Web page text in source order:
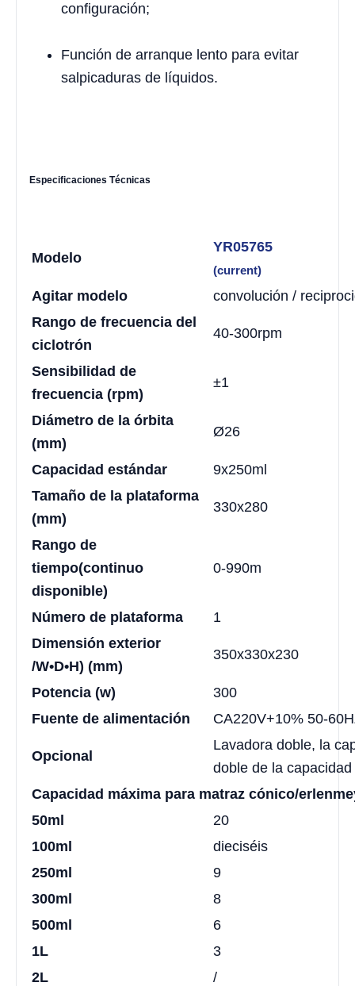
configuración;
Función de arranque lento para evitar
salpicaduras de líquidos.
Especificaciones Técnicas
Modelo
YR05765
(current)
Agitar modelo
convolución /
Rango de frecuencia del
ciclotrón
40-300rpm
Sensibilidad de
frecuencia (rpm)
±1
Diámetro de la órbita
(mm)
Ø26
Capacidad estándar
9x250ml
Tamaño de la plataforma
(mm)
330x280
Rango de
tiempo(continuo
disponible)
0-990m
Número de plataforma
1
Dimensión exterior
/W•D•H) (mm)
350x330x230
Potencia (w)
300
Fuente de alimentación
CA220V+10% 50-
Opcional
Lavadora doble, la
doble de la
Capacidad máxima para matraz cónico/
50ml
20
100ml
dieciséis
250ml
9
300ml
8
500ml
6
1L
3
2L
/